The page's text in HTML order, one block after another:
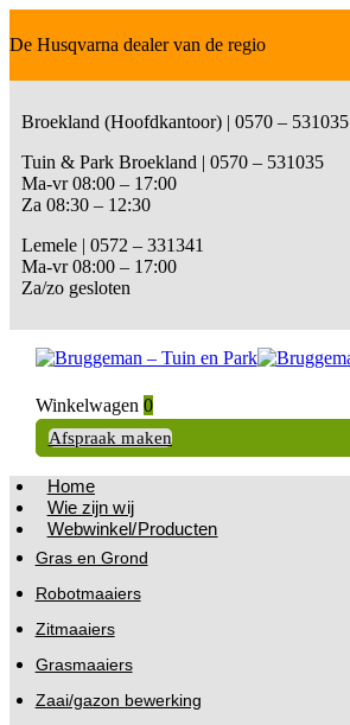
De Husqvarna dealer van de regio
Broekland (Hoofdkantoor) | 0570 – 531035
Tuin & Park Broekland | 0570 – 531035
Ma-vr 08:00 – 17:00
Za 08:30 – 12:30
Lemele | 0572 – 331341
Ma-vr 08:00 – 17:00
Za/zo gesloten
Winkelwagen 0
Afspraak maken
Home
Wie zijn wij
Webwinkel/Producten
Gras en Grond
Robotmaaiers
Zitmaaiers
Grasmaaiers
Zaai/gazon bewerking